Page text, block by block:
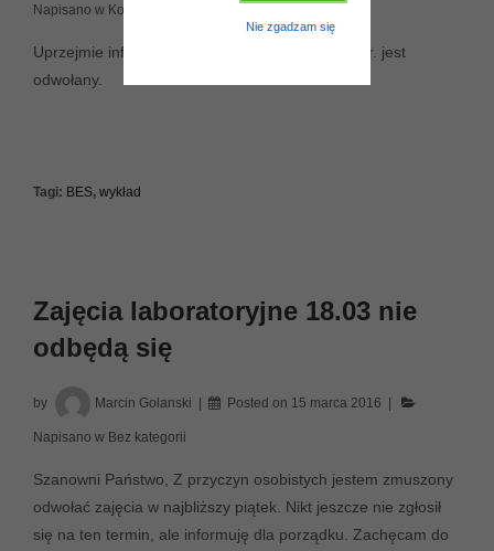
Nie zgadzam się
Napisano w Komunikaty
Uprzejmie informuję, że wykład BES 24 marca br. jest
odwołany.
Tagi: BES, wykład
Zajęcia laboratoryjne 18.03 nie
odbędą się
by Marcin Golanski Posted on 15 marca 2016
Napisano w Bez kategorii
Szanowni Państwo, Z przyczyn osobistych jestem zmuszony
odwołać zajęcia w najbliższy piątek. Nikt jeszcze nie zgłosił
się na ten termin, ale informuję dla porządku. Zachęcam do